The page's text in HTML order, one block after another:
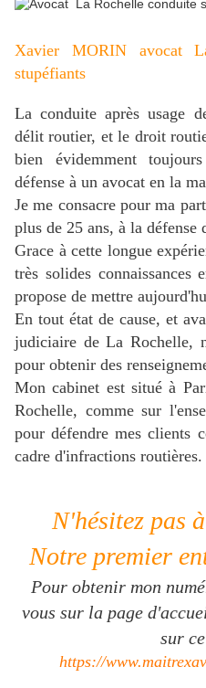
Xavier MORIN avocat
stupéfiants
La conduite après usage
délit routier, et le droit
bien évidemment
défense à un avocat en la
Je me consacre pour ma
plus de 25 ans, à la défense
Grace à cette longue
très solides
propose de mettre
En tout état de cause, et
judiciaire de La Rochelle,
pour obtenir des
Mon cabinet est situé à
Rochelle, comme sur
pour défendre mes clients
cadre d'infractions routières.
N'hésitez pas
Notre premier
Pour obtenir mon
vous sur la page
sur
https://